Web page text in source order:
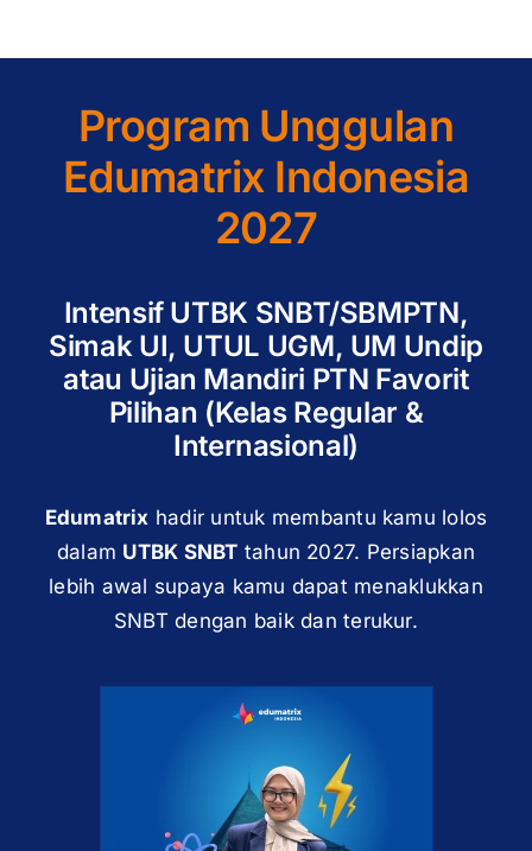
Program Unggulan
Edumatrix Indonesia
2027
Intensif UTBK SNBT/SBMPTN,
Simak UI, UTUL UGM, UM Undip
atau Ujian Mandiri PTN Favorit
Pilihan (Kelas Regular &
Internasional)
Edumatrix hadir untuk membantu kamu lolos
dalam UTBK SNBT tahun 2027. Persiapkan
lebih awal supaya kamu dapat menaklukkan
SNBT dengan baik dan terukur.